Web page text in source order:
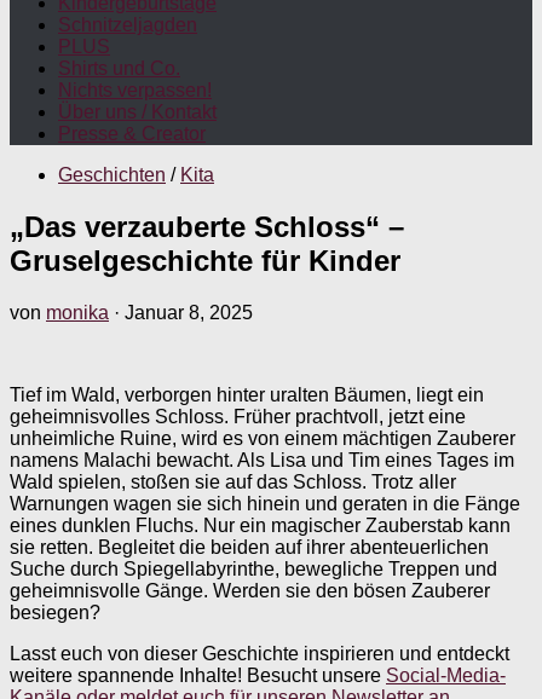
Schnitzeljagden
PLUS
Shirts und Co.
Nichts verpassen!
Über uns / Kontakt
Presse & Creator
Geschichten / Kita
„Das verzauberte Schloss“ –
Gruselgeschichte für Kinder
von monika · Januar 8, 2025
Tief im Wald, verborgen hinter uralten Bäumen, liegt ein
geheimnisvolles Schloss. Früher prachtvoll, jetzt eine
unheimliche Ruine, wird es von einem mächtigen Zauberer
namens Malachi bewacht. Als Lisa und Tim eines Tages im
Wald spielen, stoßen sie auf das Schloss. Trotz aller
Warnungen wagen sie sich hinein und geraten in die Fänge
eines dunklen Fluchs. Nur ein magischer Zauberstab kann
sie retten. Begleitet die beiden auf ihrer abenteuerlichen
Suche durch Spiegellabyrinthe, bewegliche Treppen und
geheimnisvolle Gänge. Werden sie den bösen Zauberer
besiegen?
Lasst euch von dieser Geschichte inspirieren und entdeckt
weitere spannende Inhalte! Besucht unsere Social-Media-